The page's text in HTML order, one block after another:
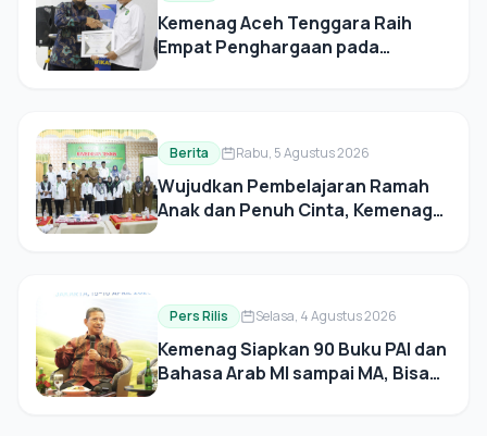
Kemenag Aceh Tenggara Raih
Empat Penghargaan pada
Berita Rabu, 5 Agustus 2026
Wujudkan Pembelajaran Ramah
Anak dan Penuh Cinta, Kemenag
Pers Rilis Selasa, 4 Agustus 2026
Kemenag Siapkan 90 Buku PAI dan
Bahasa Arab MI sampai MA, Bisa